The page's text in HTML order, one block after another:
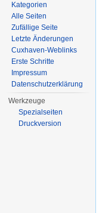
Kategorien
Alle Seiten
Zufällige Seite
Letzte Änderungen
Cuxhaven-Weblinks
Erste Schritte
Impressum
Datenschutzerklärung
Werkzeuge
Spezialseiten
Druckversion